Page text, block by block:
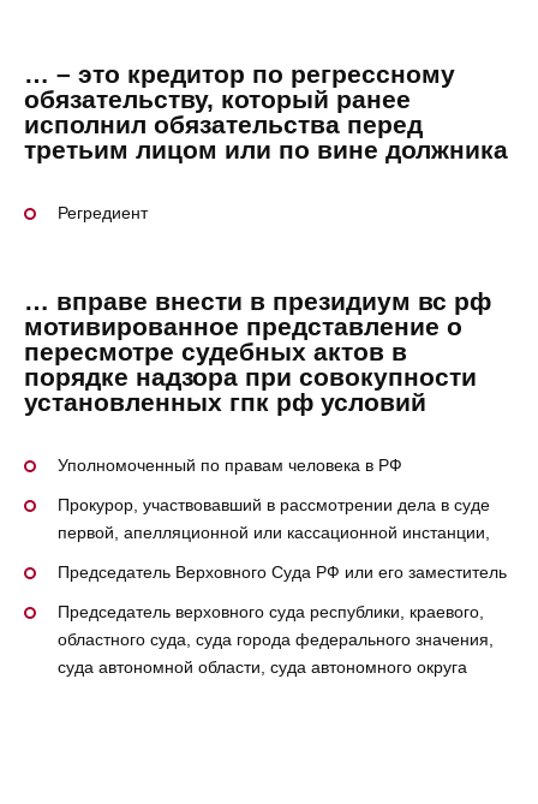
… – это кредитор по регрессному
обязательству, который ранее
исполнил обязательства перед
третьим лицом или по вине должника
Регредиент
… вправе внести в президиум вс рф
мотивированное представление о
пересмотре судебных актов в
порядке надзора при совокупности
установленных гпк рф условий
Уполномоченный по правам человека в РФ
Прокурор, участвовавший в рассмотрении дела в суде
первой, апелляционной или кассационной инстанции,
Председатель Верховного Суда РФ или его заместитель
Председатель верховного суда республики, краевого,
областного суда, суда города федерального значения,
суда автономной области, суда автономного округа